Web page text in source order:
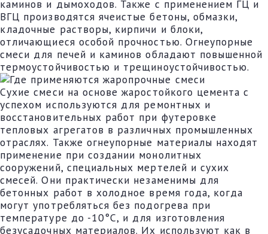
каминов и дымоходов. Также с применением ГЦ и
ВГЦ производятся ячеистые бетоны, обмазки,
кладочные растворы, кирпичи и блоки,
отличающиеся особой прочностью. Огнеупорные
смеси для печей и каминов обладают повышенной
термоустойчивостью и трещиноустойчивостью.
Сухие смеси на основе жаростойкого цемента с
успехом используются для ремонтных и
восстановительных работ при футеровке
тепловых агрегатов в различных промышленных
отраслях. Также огнеупорные материалы находят
применение при создании монолитных
сооружений, специальных мертелей и сухих
смесей. Они практически незаменимы для
бетонных работ в холодное время года, когда
могут употребляться без подогрева при
температуре до -10°C, и для изготовления
безусадочных материалов. Их используют как в